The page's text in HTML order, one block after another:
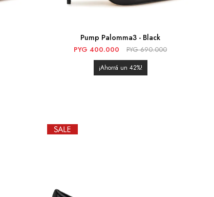
Pump Palomma3 - Black
PYG 400.000 PYG 690.000
42